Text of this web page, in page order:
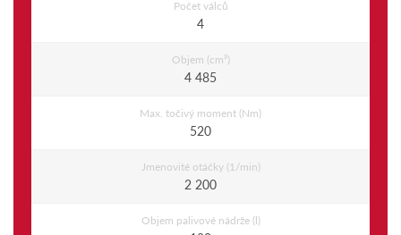
Počet válců
4
Objem (cm³)
4 485
Max. točivý moment (Nm)
520
Jmenovité otáčky (1/min)
2 200
Objem palivové nádrže (l)